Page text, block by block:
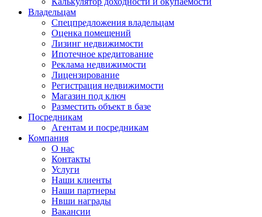
Владельцам
Спецпредложения владельцам
Оценка помещений
Лизинг недвижимости
Ипотечное кредитование
Реклама недвижимости
Лицензирование
Регистрация недвижимости
Магазин под ключ
Разместить объект в базе
Посредникам
Агентам и посредникам
Компания
О нас
Контакты
Услуги
Наши клиенты
Наши партнеры
Нвши награды
Вакансии